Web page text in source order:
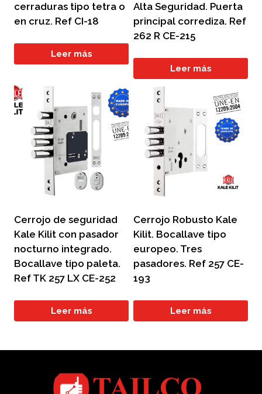
cerraduras tipo tetra o
en cruz. Ref CI-18
Leer más
Alta Seguridad. Puerta
principal corrediza. Ref
262 R CE-215
Leer más
Cerrojo de seguridad
Kale Kilit con pasador
nocturno integrado.
Bocallave tipo paleta.
Ref TK 257 LX CE-252
Leer más
Cerrojo Robusto Kale
Kilit. Bocallave tipo
europeo. Tres
pasadores. Ref 257 CE-
193
Leer más